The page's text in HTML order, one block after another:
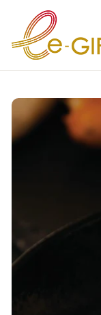
ツにスキップ
情報にスキップ